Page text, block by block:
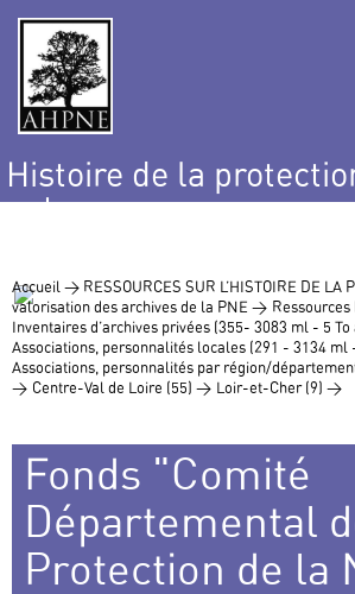
Histoire de la
nature
Accueil > RESSOURCES SUR L’HISTOIRE DE LA
valorisation des archives de la PNE >
Inventaires d’archives privées (355- 3083 ml - 5
Associations, personnalités locales (291 - 3134
Associations, personnalités par région/
> Centre-Val de Loire (55) > Loir-et-Cher (9) >
Fonds "Comité
Départemental
Protection de la